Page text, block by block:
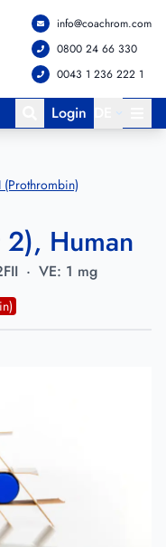
info@coachrom.com
0800 24 66 330
0043 1 236 222 1
Login
(Prothrombin)
2), Human
· VE: 1 mg